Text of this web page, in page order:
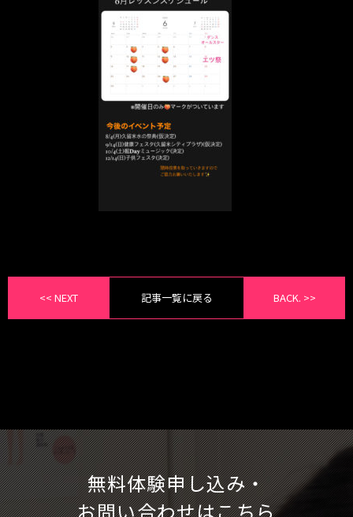
<< NEXT 記事一覧に戻る BACK. >>
無料体験申し込み・
お問い合わせはこちら